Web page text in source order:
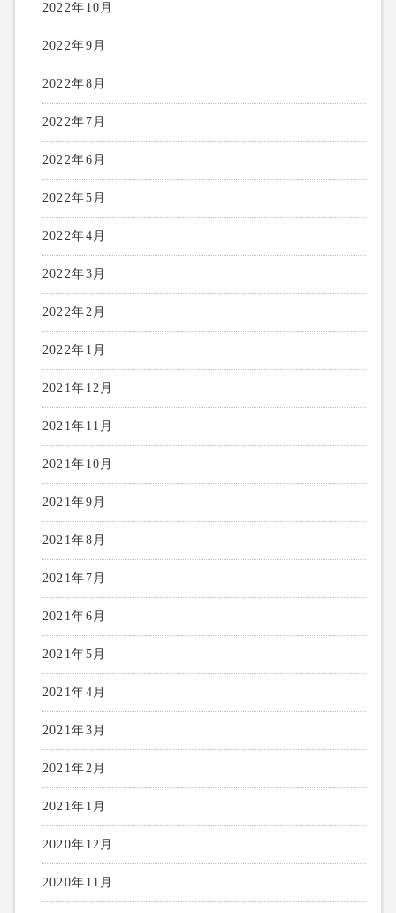
2022年10月
2022年9月
2022年8月
2022年7月
2022年6月
2022年5月
2022年4月
2022年3月
2022年2月
2022年1月
2021年12月
2021年11月
2021年10月
2021年9月
2021年8月
2021年7月
2021年6月
2021年5月
2021年4月
2021年3月
2021年2月
2021年1月
2020年12月
2020年11月